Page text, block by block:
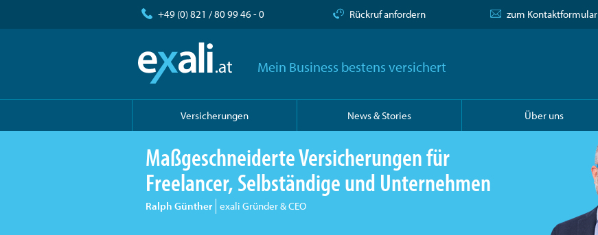
+49 (0) 821 / 80 99 46 - 0 Rückruf anfordern zum Kontaktformular
Mein Business bestens versichert
Versicherungen News & Stories Über uns
Maßgeschneiderte Versicherungen für
Freelancer, Selbständige und Unternehmen
Ralph Günther exali Gründer & CEO